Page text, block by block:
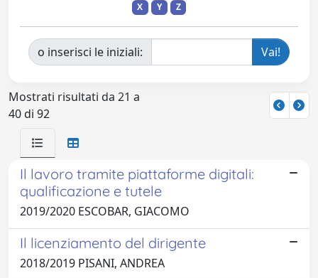
X
Y Z
o inserisci le iniziali:
Mostrati risultati da 21 a
40 di 92
Il lavoro tramite piattaforme digitali:
qualificazione e tutele
2019/2020 ESCOBAR, GIACOMO
Il licenziamento del dirigente
2018/2019 PISANI, ANDREA